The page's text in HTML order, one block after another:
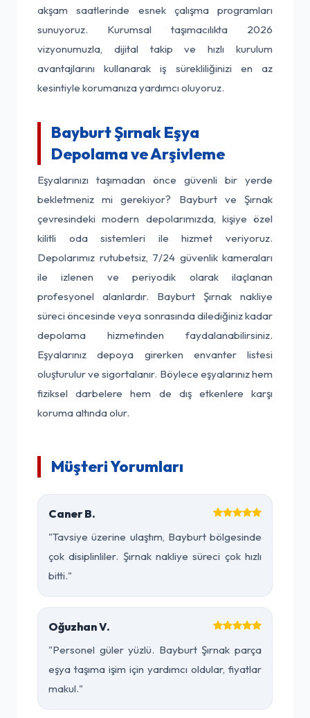
akşam saatlerinde esnek çalışma programları
sunuyoruz. Kurumsal taşımacılıkta 2026
vizyonumuzla, dijital takip ve hızlı kurulum
avantajlarını kullanarak iş sürekliliğinizi en az
kesintiyle korumanıza yardımcı oluyoruz.
Bayburt Şırnak Eşya
Depolama ve Arşivleme
Eşyalarınızı taşımadan önce güvenli bir yerde
bekletmeniz mi gerekiyor? Bayburt ve Şırnak
çevresindeki modern depolarımızda, kişiye özel
kilitli oda sistemleri ile hizmet veriyoruz.
Depolarımız rutubetsiz, 7/24 güvenlik kameraları
ile izlenen ve periyodik olarak ilaçlanan
profesyonel alanlardır. Bayburt Şırnak nakliye
süreci öncesinde veya sonrasında dilediğiniz kadar
depolama hizmetinden faydalanabilirsiniz.
Eşyalarınız depoya girerken envanter listesi
oluşturulur ve sigortalanır. Böylece eşyalarınız hem
fiziksel darbelere hem de dış etkenlere karşı
koruma altında olur.
Müşteri Yorumları
Caner B.
"Tavsiye üzerine ulaştım, Bayburt bölgesinde
çok disiplinliler. Şırnak nakliye süreci çok hızlı
bitti."
Oğuzhan V.
"Personel güler yüzlü. Bayburt Şırnak parça
eşya taşıma işim için yardımcı oldular, fiyatlar
makul."